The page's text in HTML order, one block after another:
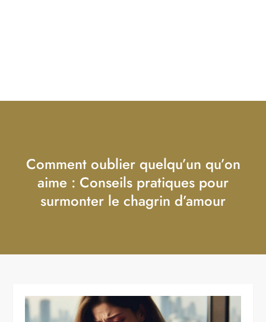
Comment oublier quelqu’un qu’on
aime : Conseils pratiques pour
surmonter le chagrin d’amour